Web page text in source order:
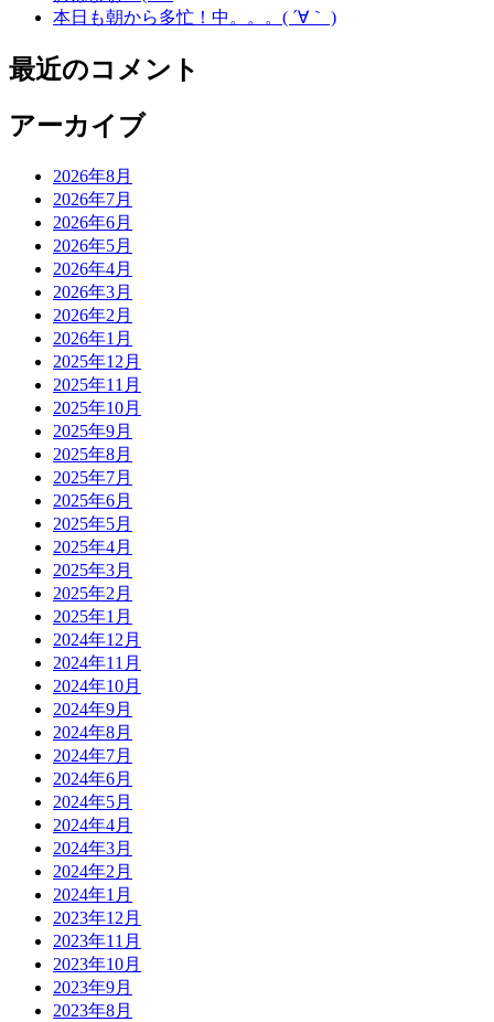
本日も朝から多忙！中。。。( ´∀｀ )
最近のコメント
アーカイブ
2026年8月
2026年7月
2026年6月
2026年5月
2026年4月
2026年3月
2026年2月
2026年1月
2025年12月
2025年11月
2025年10月
2025年9月
2025年8月
2025年7月
2025年6月
2025年5月
2025年4月
2025年3月
2025年2月
2025年1月
2024年12月
2024年11月
2024年10月
2024年9月
2024年8月
2024年7月
2024年6月
2024年5月
2024年4月
2024年3月
2024年2月
2024年1月
2023年12月
2023年11月
2023年10月
2023年9月
2023年8月